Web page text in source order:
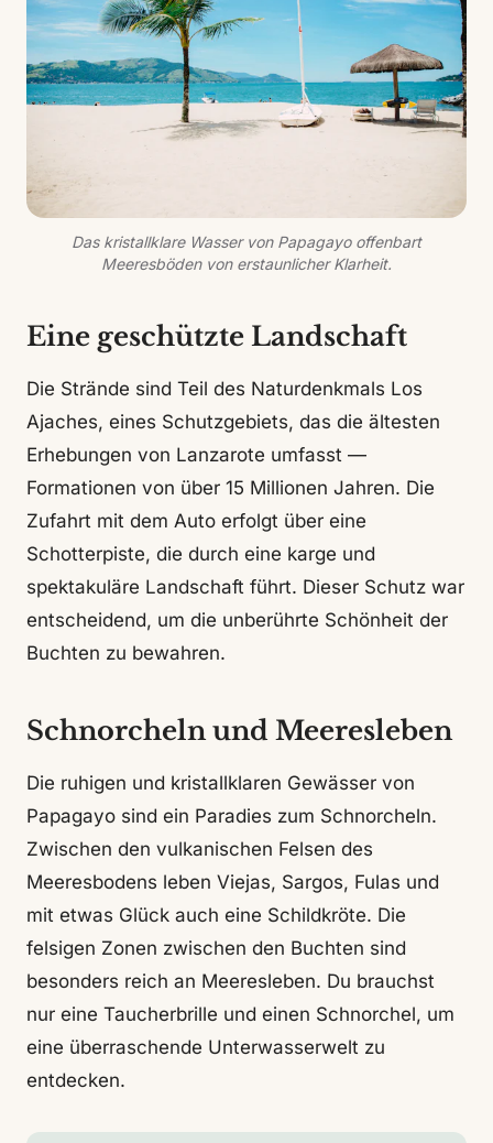
Das kristallklare Wasser von Papagayo offenbart
Meeresböden von erstaunlicher Klarheit.
Eine geschützte Landschaft
Die Strände sind Teil des Naturdenkmals Los
Ajaches, eines Schutzgebiets, das die ältesten
Erhebungen von Lanzarote umfasst —
Formationen von über 15 Millionen Jahren. Die
Zufahrt mit dem Auto erfolgt über eine
Schotterpiste, die durch eine karge und
spektakuläre Landschaft führt. Dieser Schutz war
entscheidend, um die unberührte Schönheit der
Buchten zu bewahren.
Schnorcheln und Meeresleben
Die ruhigen und kristallklaren Gewässer von
Papagayo sind ein Paradies zum Schnorcheln.
Zwischen den vulkanischen Felsen des
Meeresbodens leben Viejas, Sargos, Fulas und
mit etwas Glück auch eine Schildkröte. Die
felsigen Zonen zwischen den Buchten sind
besonders reich an Meeresleben. Du brauchst
nur eine Taucherbrille und einen Schnorchel, um
eine überraschende Unterwasserwelt zu
entdecken.